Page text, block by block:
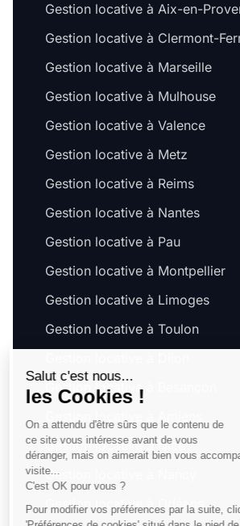
Gestion locative à Aix-en-
Gestion locative à Clermont-
Gestion locative à Marseille
Gestion locative à Mulhouse
Gestion locative à Valence
Gestion locative à Metz
Gestion locative à Reims
Gestion locative à Nantes
Gestion locative à Pau
Gestion locative à Montpellier
Gestion locative à Limoges
Gestion locative à Toulon
Gestion locative à Besançon
Gestion locative à Amiens
Gestion locative à Nice
Gestion locative à Nancy
Gestion locative à Orléans
Salut c'est nous...
les Cookies !
On a attendu d'être sûrs que le contenu de
ce site vous intéresse avant de vous
déranger, mais on aimerait bien vous
visite...
C'est OK pour vous ?
Pour modifier vos préférences par la suite,